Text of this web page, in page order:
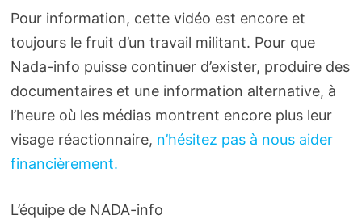
Pour information, cette vidéo est encore et
toujours le fruit d’un travail militant. Pour que
Nada-info puisse continuer d’exister, produire des
documentaires et une information alternative, à
l’heure où les médias montrent encore plus leur
visage réactionnaire, n’hésitez pas à nous aider
financièrement.
L’équipe de NADA-info